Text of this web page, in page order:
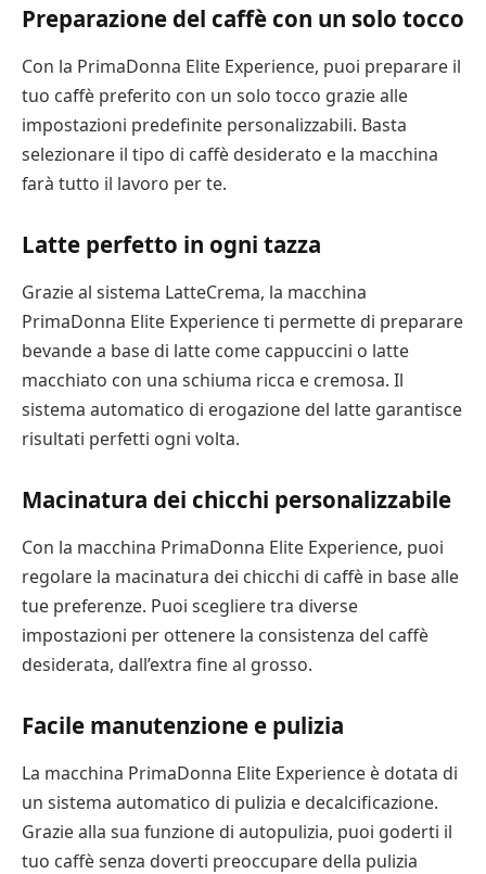
Preparazione del caffè con un solo tocco
Con la PrimaDonna Elite Experience, puoi preparare il
tuo caffè preferito con un solo tocco grazie alle
impostazioni predefinite personalizzabili. Basta
selezionare il tipo di caffè desiderato e la macchina
farà tutto il lavoro per te.
Latte perfetto in ogni tazza
Grazie al sistema LatteCrema, la macchina
PrimaDonna Elite Experience ti permette di preparare
bevande a base di latte come cappuccini o latte
macchiato con una schiuma ricca e cremosa. Il
sistema automatico di erogazione del latte garantisce
risultati perfetti ogni volta.
Macinatura dei chicchi personalizzabile
Con la macchina PrimaDonna Elite Experience, puoi
regolare la macinatura dei chicchi di caffè in base alle
tue preferenze. Puoi scegliere tra diverse
impostazioni per ottenere la consistenza del caffè
desiderata, dall’extra fine al grosso.
Facile manutenzione e pulizia
La macchina PrimaDonna Elite Experience è dotata di
un sistema automatico di pulizia e decalcificazione.
Grazie alla sua funzione di autopulizia, puoi goderti il ​​
tuo caffè senza doverti preoccupare della pulizia